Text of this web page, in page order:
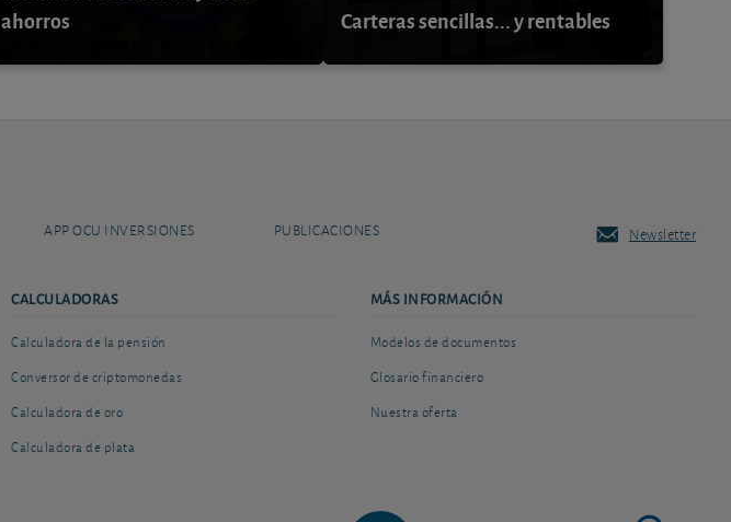
ahorros
Carteras sencillas... y rentables
APP OCU INVERSIONES PUBLICACIONES Newsletter
CALCULADORAS
Calculadora de la pensión
Conversor de criptomonedas
Calculadora de oro
Calculadora de plata
MÁS INFORMACIÓN
Modelos de documentos
Glosario financiero
Nuestra oferta